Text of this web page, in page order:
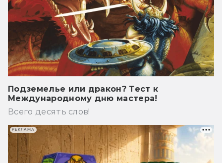
Подземелье или дракон? Тест к
Международному дню мастера!
Всего десять слов!
РЕКЛАМА